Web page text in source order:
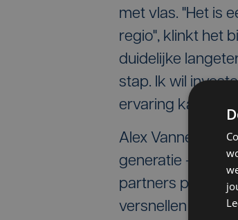
met vlas. "Het is
regio", klinkt het
duidelijke
stap. Ik wil
ervaring kan
Alex Vanneste
generatie -
partners past in
versnellen en de